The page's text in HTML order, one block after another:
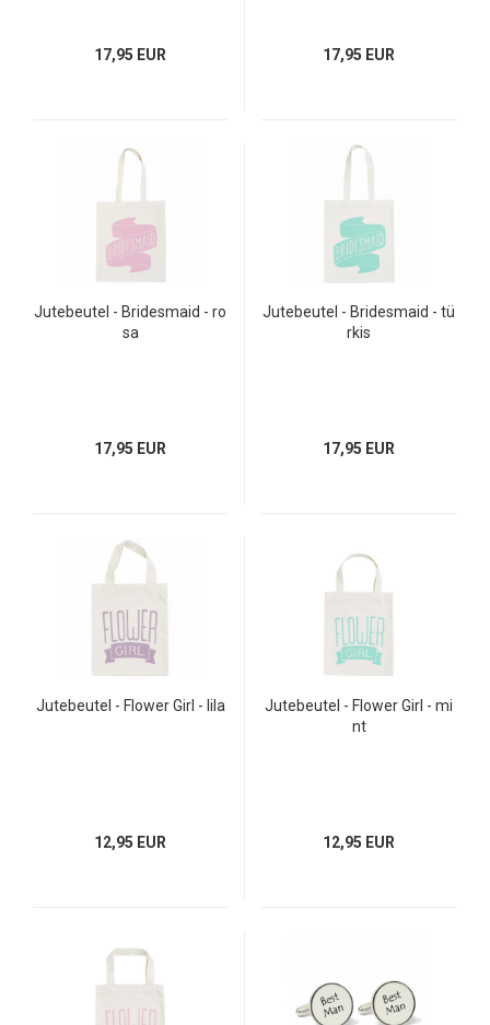
17,95 EUR 17,95 EUR
Jutebeutel - Bridesmaid - ro
sa
17,95 EUR
Jutebeutel - Bridesmaid - tü
rkis
17,95 EUR
Jutebeutel - Flower Girl - lila
12,95 EUR
Jutebeutel - Flower Girl - mi
nt
12,95 EUR